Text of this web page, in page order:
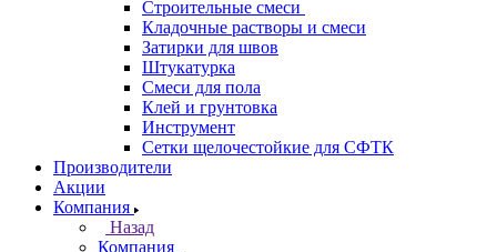
Строительные смеси
Кладочные растворы и смеси
Затирки для швов
Штукатурка
Смеси для пола
Клей и грунтовка
Инструмент
Сетки щелочестойкие для СФТК
Производители
Акции
Компания
Назад
Компания